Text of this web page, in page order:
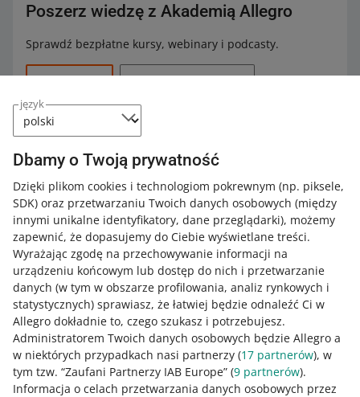
język
Dbamy o Twoją prywatność
Dzięki plikom cookies i technologiom pokrewnym (np. piksele,
SDK) oraz przetwarzaniu Twoich danych osobowych (między
innymi unikalne identyfikatory, dane przeglądarki), możemy
zapewnić, że dopasujemy do Ciebie wyświetlane treści.
Wyrażając zgodę na przechowywanie informacji na
urządzeniu końcowym lub dostęp do nich i przetwarzanie
danych (w tym w obszarze profilowania, analiz rynkowych i
statystycznych) sprawiasz, że łatwiej będzie odnaleźć Ci w
Allegro dokładnie to, czego szukasz i potrzebujesz.
Administratorem Twoich danych osobowych będzie Allegro a
w niektórych przypadkach nasi partnerzy (17 partnerów), w
tym tzw. “Zaufani Partnerzy IAB Europe” (9 partnerów).
Informacja o celach przetwarzania danych osobowych przez
wystawione nakoncie firmowym z jakością sprzedaży
na poziomie co najmniej Neutralnym
z opcją kup teraz
jest niedostępny)
dostawa Smart! lub darmowa dostawa
Katalogiem produktów Allegro
produkt jest dostępny w ofertach od co najmniej
dwóch różnych sprzedających. Wyjątkiem są oferty
wystawione przez sprzedawców uczestniczących w
programach partnerskich: Brand Partner, Top Brand
Partner, Partner Strategiczny, Allegro Diamond
Partners i Top New Joiners.
Cenę produktów sprawdzamy kilka razy dziennie. Jeśli
cena jest taka sama w dwóch ofertach, oznaczenie
otrzymają obie z nich.
Do 31 października 2024 oznaczenia nie przyznawaliśmy
ofertom wystawionym w poniższych podkategoriach:
Poszerz wiedzę z Akademią Allegro
Sprawdź bezpłatne kursy, webinary i podcasty.
Wszystkie (14) Szybkie wskazówki (11)
Podcasty Webinary
SZYBKA WSKAZÓWKA
Jak zdobyć oznaczenie Allegro Smart!
w 3 krokach?
SZYBKA WSKAZÓWKA 3 MIN
Czym jest oznaczenie Gwarancja
najniższej ceny?
SZYBKA WSKAZÓWKA 8 MIN
Omnibus na Allegro, czyli jak
prezentować cenę promocyjną